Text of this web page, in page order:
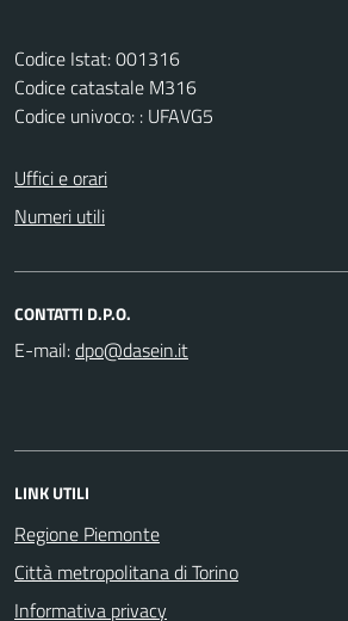
Codice Istat: 001316
Codice catastale M316
Codice univoco: : UFAVG5
Uffici e orari
Numeri utili
CONTATTI D.P.O.
E-mail:
LINK UTILI
Regione Piemonte
Città metropolitana di Torino
Informativa privacy